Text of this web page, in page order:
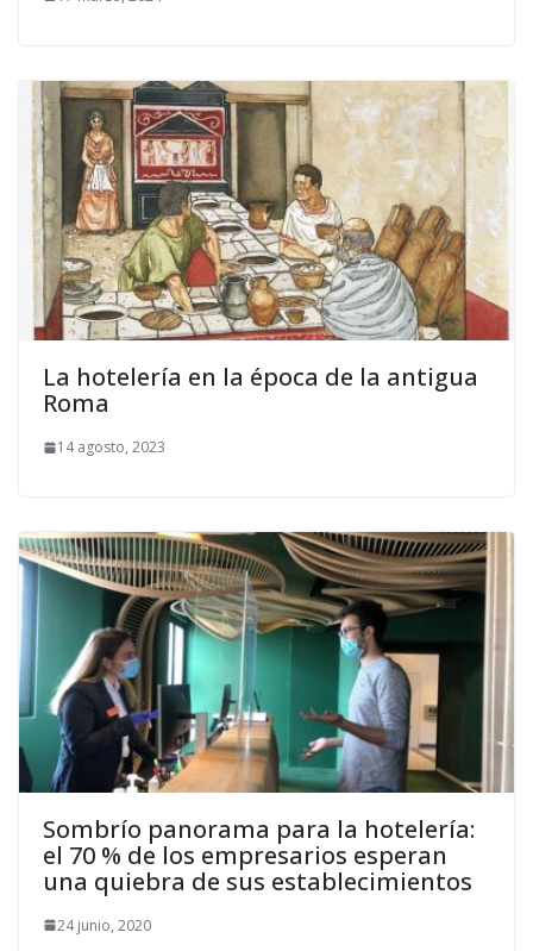
La hotelería en la época de la antigua
Roma
14 agosto, 2023
Sombrío panorama para la hotelería:
el 70 % de los empresarios esperan
una quiebra de sus establecimientos
24 junio, 2020